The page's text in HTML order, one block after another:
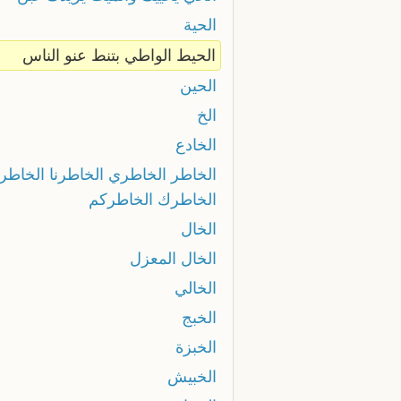
الحية
الحيط الواطي بتنط عنو الناس
الحين
الخ
الخادع
الخاطر الخاطري الخاطرنا
الخاطرك الخاطركم
الخال
الخال المعزل
الخالي
الخبج
الخبزة
الخبيش